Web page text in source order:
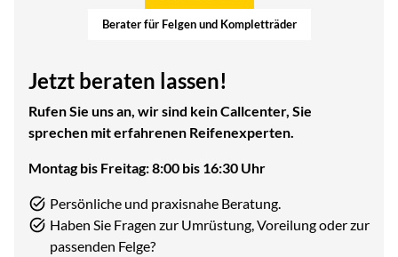
Berater für Felgen und Kompletträder
Jetzt beraten lassen!
Rufen Sie uns an, wir sind kein Callcenter, Sie
sprechen mit erfahrenen Reifenexperten.
Montag bis Freitag: 8:00 bis 16:30 Uhr
Persönliche und praxisnahe Beratung.
Haben Sie Fragen zur Umrüstung, Voreilung oder zur
passenden Felge?